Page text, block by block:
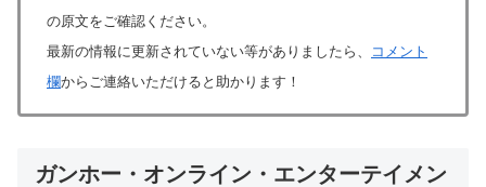
の原文をご確認ください。
最新の情報に更新されていない等がありましたら、
コメント
欄からご連絡いただけると助かります！
ガンホー・オンライン・エンターテイメン